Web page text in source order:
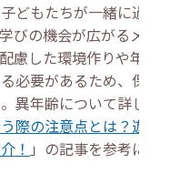
どもたちが一緒に過ごす
びの機会が広がるメリッ
慮した環境作りや年齢に
必要があるため、保育士
異年齢について詳しく知
際の注意点とは？遊びや
！ 」の記事を参考にして